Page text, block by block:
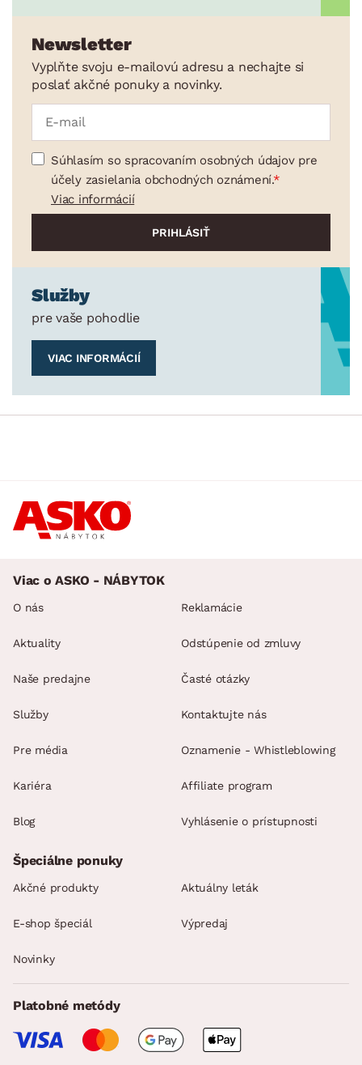
Newsletter
Vyplňte svoju e-mailovú adresu a nechajte si
poslať akčné ponuky a novinky.
Súhlasím so spracovaním osobných údajov pre
účely zasielania obchodných oznámení.
Viac informácií
Služby
pre vaše pohodlie
VIAC INFORMÁCIÍ
Viac o ASKO - NÁBYTOK
O nás
Aktuality
Naše predajne
Služby
Pre média
Kariéra
Blog
Reklamácie
Odstúpenie od zmluvy
Časté otázky
Kontaktujte nás
Oznamenie - Whistleblowing
Affiliate program
Vyhlásenie o prístupnosti
Špeciálne ponuky
Akčné produkty Aktuálny leták
E-shop špeciál Výpredaj
Novinky
Platobné metódy